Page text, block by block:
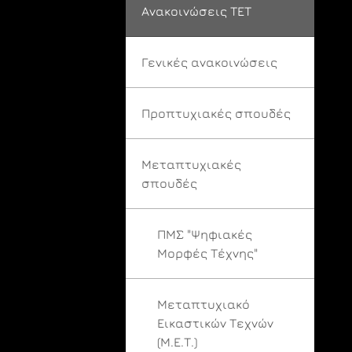
Ανακοινώσεις ΤΕΤ
Γενικές ανακοινώσεις
Προπτυχιακές σπουδές
Μεταπτυχιακές
σπουδές
ΠΜΣ "Ψηφιακές
Μορφές Τέχνης"
Μεταπτυχιακό
Εικαστικών Τεχνών
(Μ.Ε.Τ.)